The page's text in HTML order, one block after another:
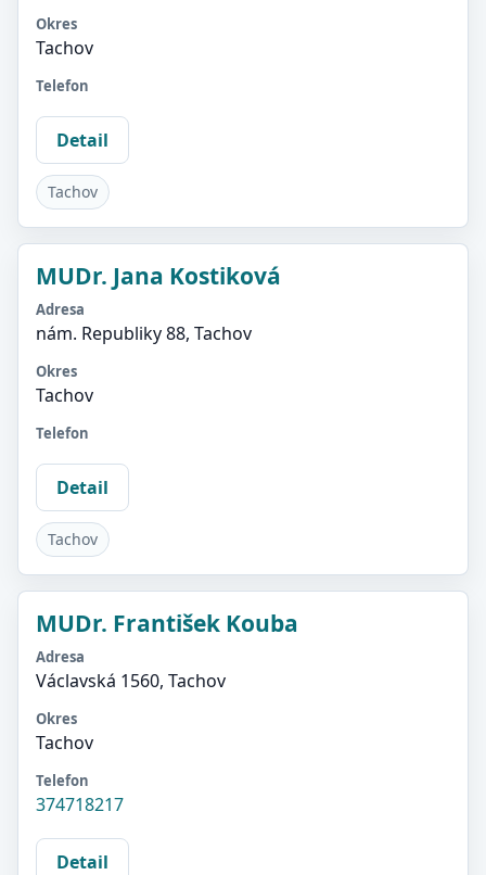
Okres
Tachov
Telefon
Detail
Tachov
MUDr. Jana Kostiková
Adresa
nám. Republiky 88, Tachov
Okres
Tachov
Telefon
Detail
Tachov
MUDr. František Kouba
Adresa
Václavská 1560, Tachov
Okres
Tachov
Telefon
374718217
Detail